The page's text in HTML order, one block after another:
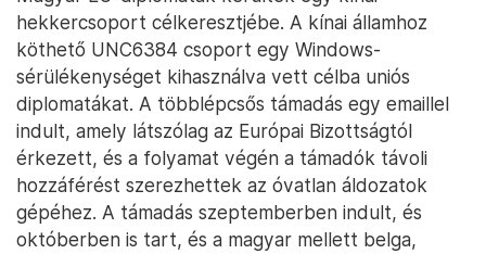
hekkercsoport célkeresztjébe. A kínai államhoz
köthető UNC6384 csoport egy Windows-
sérülékenységet kihasználva vett célba uniós
diplomatákat. A többlépcsős támadás egy emaillel
indult, amely látszólag az Európai Bizottságtól
érkezett, és a folyamat végén a támadók távoli
hozzáférést szerezhettek az óvatlan áldozatok
gépéhez. A támadás szeptemberben indult, és
októberben is tart, és a magyar mellett belga,